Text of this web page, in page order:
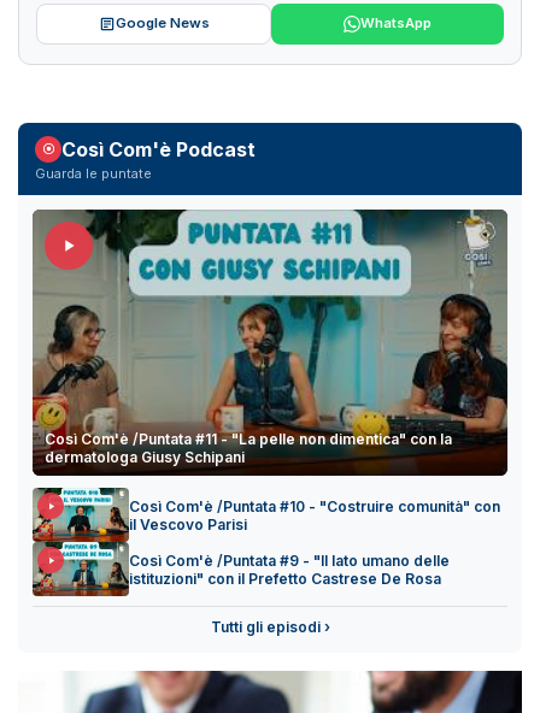
Google News WhatsApp
Così Com'è Podcast
Guarda le puntate
Così Com'è /Puntata #11 - "La pelle non dimentica" con la
dermatologa Giusy Schipani
Così Com'è /Puntata #10 - "Costruire comunità" con
il Vescovo Parisi
Così Com'è /Puntata #9 - "Il lato umano delle
istituzioni" con il Prefetto Castrese De Rosa
Tutti gli episodi ›